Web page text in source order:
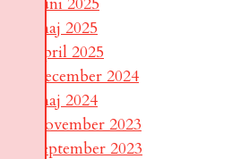
maj 2025
april 2025
december 2024
maj 2024
november 2023
september 2023